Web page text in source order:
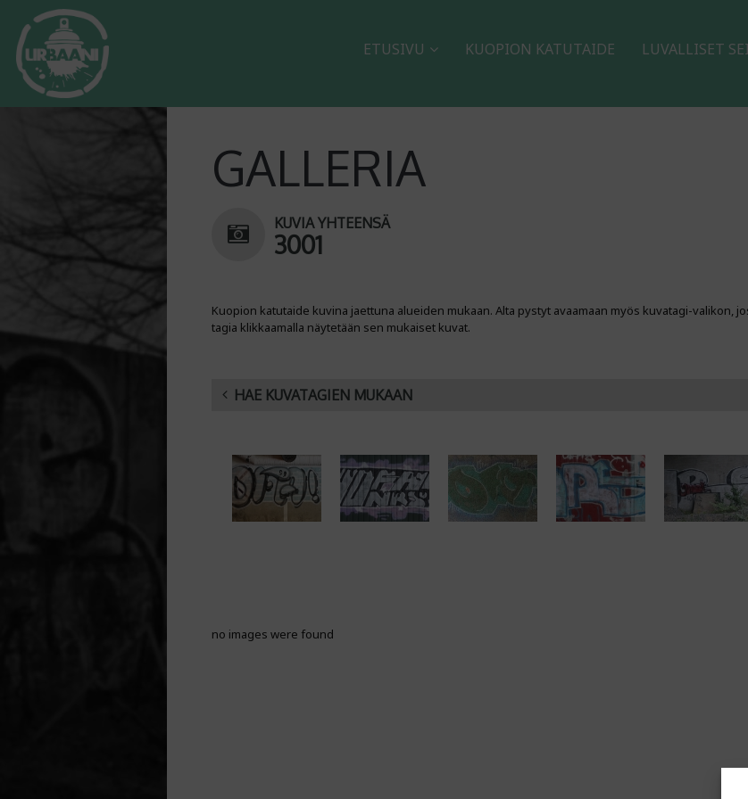
ETUSIVU KUOPION KATUTAIDE LUVALLISET
GALLERIA
KUVIA YHTEENSÄ
3001
Kuopion katutaide kuvina jaettuna alueiden mukaan. Alta pystyt avaamaan myös kuvatagi-valikon,
tagia klikkaamalla näytetään sen mukaiset kuvat.
HAE KUVATAGIEN MUKAAN
no images were found